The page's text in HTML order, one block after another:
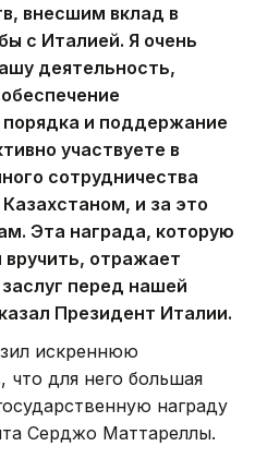
внесшим вклад в
с Италией. Я очень
деятельность,
и поддержание
участвуете в
сотрудничества
и за это
Эта награда, которую
отражает
перед нашей
Президент Италии.
искреннюю
что для него большая
награду
Серджо Маттареллы.